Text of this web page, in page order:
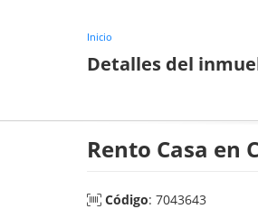
Inicio
Detalles del
Rento Casa en
Código: 7043643